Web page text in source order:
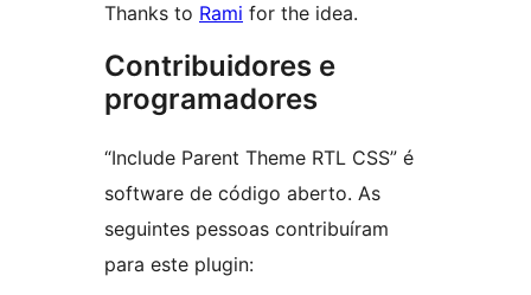
Thanks to Rami for the idea.
Contribuidores e
programadores
“Include Parent Theme RTL CSS” é
software de código aberto. As
seguintes pessoas contribuíram
para este plugin: